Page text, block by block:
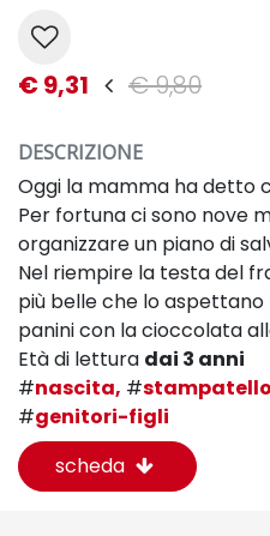
€ 9,31 € 9,80
DESCRIZIONE
Oggi la mamma ha detto
Per fortuna ci sono nove
organizzare un piano di
Nel riempire la testa del
più belle che lo aspettano
panini con la cioccolata
Età di lettura dai 3 anni
#nascita, #
#genitori-figli
scheda